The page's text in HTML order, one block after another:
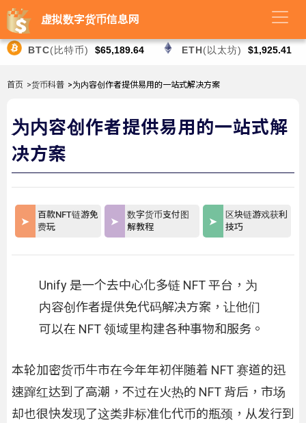
虚拟数字货币信息网
BTC(比特币) $65,189.64 ETH(以太坊) $1,925.41
首页 >货币科普 >为内容创作者提供易用的一站式解决方案
为内容创作者提供易用的一站式解
决方案
百款NFT链游免
费玩
数字货币支付图
解教程
区块链游戏获利
技巧
Unify 是一个去中心化多链 NFT 平台，为
内容创作者提供免代码解决方案，让他们
可以在 NFT 领域里构建各种事物和服务。
本轮加密货币牛市在今年年初伴随着 NFT 赛道的迅
速蹿红达到了高潮，不过在火热的 NFT 背后，市场
却也很快发现了这类非标准化代币的瓶颈，从发行到